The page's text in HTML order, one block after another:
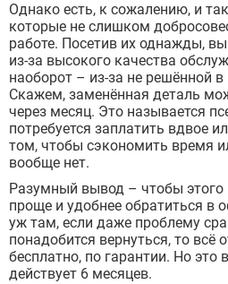
Однако есть, к сожалению, и
которые не слишком
работе. Посетив их однажды, вы
из-за высокого качества
наоборот – из-за не решённой
Скажем, заменённая деталь
через месяц. Это называется
потребуется заплатить вдвое
том, чтобы сэкономить время
вообще нет.
Разумный вывод – чтобы этого
проще и удобнее обратиться в
уж там, если даже проблему
понадобится вернуться, то всё
бесплатно, по гарантии. Но это
действует 6 месяцев.